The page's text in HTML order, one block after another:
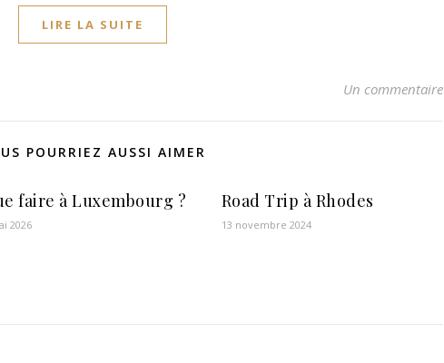
LIRE LA SUITE
Un commentaire
POURRIEZ AUSSI AIMER
faire à Luxembourg ?
2026
Road Trip à Rhodes
13 novembre 2024